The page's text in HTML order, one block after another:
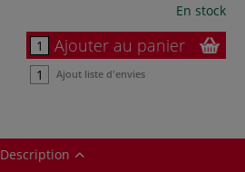
En stock
Ajouter au panier
Ajout liste d'envies
Description